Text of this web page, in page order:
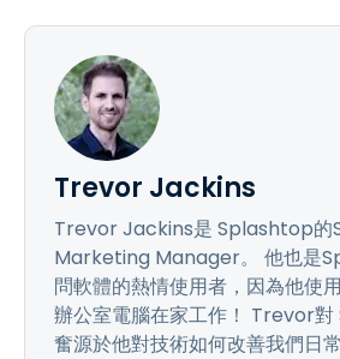
Trevor Jackins
Trevor Jackins是 Splashtop的
Marketing Manager。 他也是
問軟體的熱情使用者，因為他使
辦公室電腦在家工作！ Trevor
奮源於他對技術如何改善我們日